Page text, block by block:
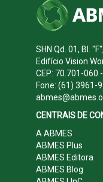
SHN Qd. 01, Bl.
Edifício Vision
CEP: 70.701-060
Fone: (61) 3961-
CENTRAIS DE
A ABMES
ABMES Plus
ABMES Editora
ABMES Blog